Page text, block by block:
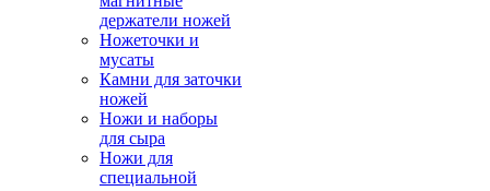
держатели ножей
Ножеточки и
мусаты
Камни для заточки
ножей
Ножи и наборы
для сыра
Ножи для
специальной